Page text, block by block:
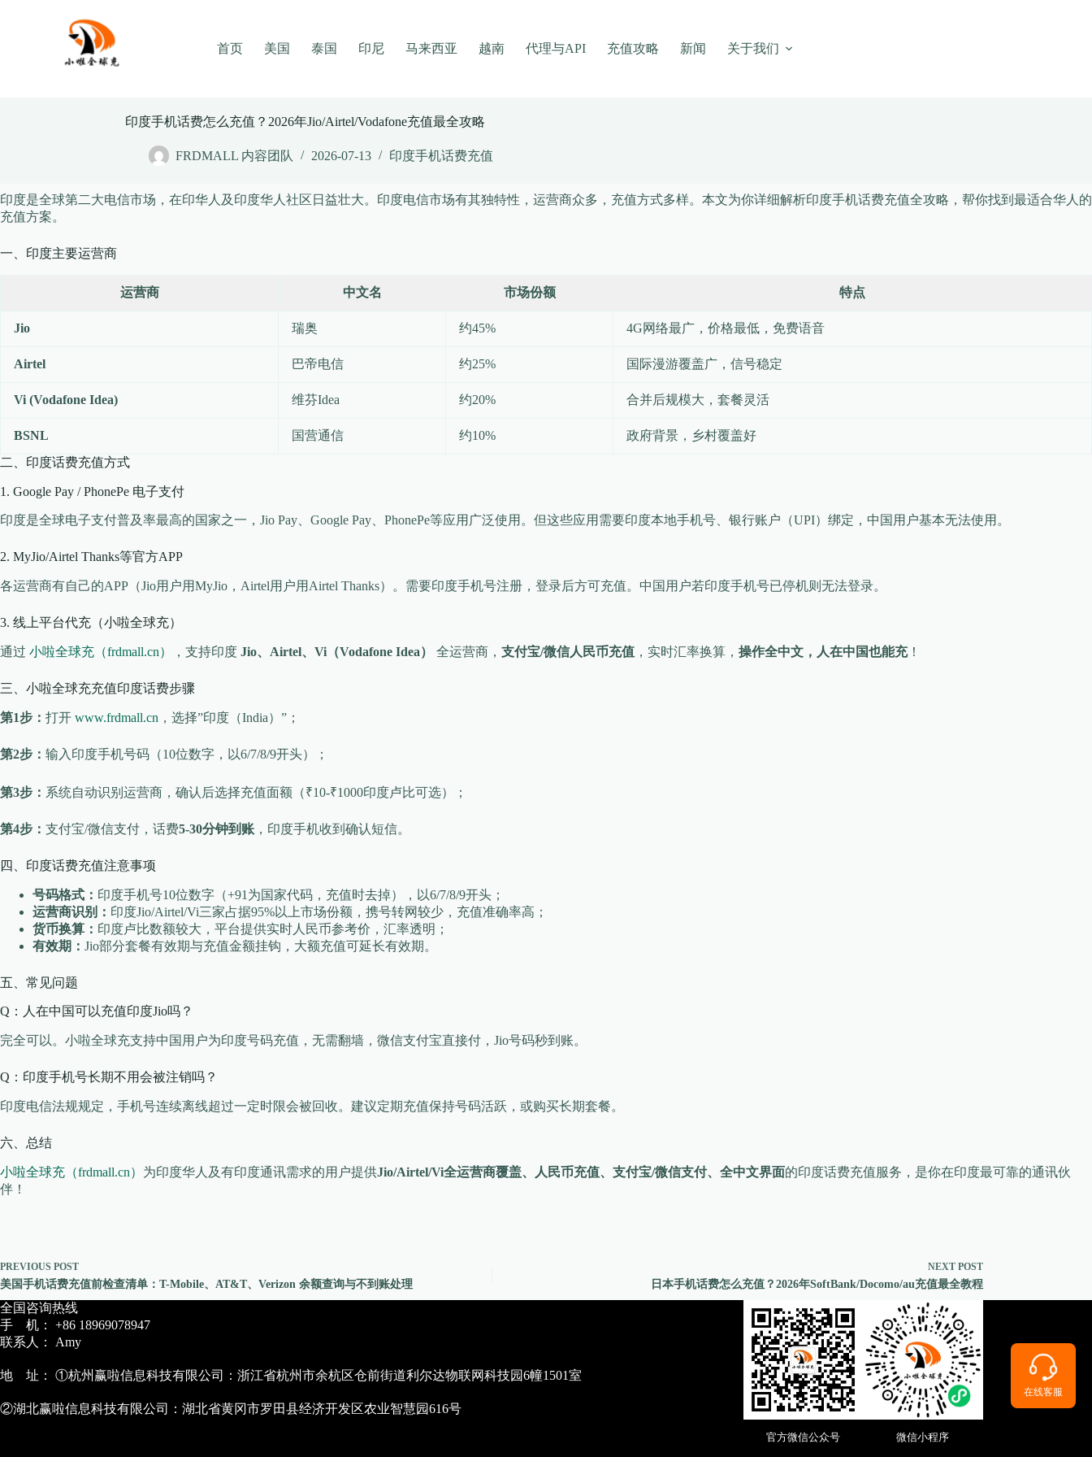
首页
美国 泰国 印尼 马来西亚 越南 代理与API 充值攻略 新闻 关于我们
印度手机话费怎么充值？2026年Jio/Airtel/Vodafone充值最全攻略
FRDMALL 内容团队 2026-07-13 印度手机话费充值
印度是全球第二大电信市场，在印华人及印度华人社区日益壮大。印度电信市场有其独特性，运营商众多，充值方式多样。本文为你详细解析印度手机话费充值全攻略，帮你找到最适合华人的
充值方案。
一、印度主要运营商
运营商 中文名 市场份额 特点
Jio 瑞奥 约45% 4G网络最广，价格最低，免费语音
Airtel 巴帝电信 约25% 国际漫游覆盖广，信号稳定
Vi (Vodafone Idea) 维芬Idea 约20% 合并后规模大，套餐灵活
BSNL 国营通信 约10%
政府背景，乡村覆盖好
二、印度话费充值方式
1. Google Pay / PhonePe 电子支付
印度是全球电子支付普及率最高的国家之一，Jio Pay、Google Pay、PhonePe等应用广泛使用。但这些应用需要印度本地手机号、银行账户（UPI）绑定，中国用户基本无法使用。
2. MyJio/Airtel Thanks等官方APP
各运营商有自己的APP（Jio用户用MyJio，Airtel用户用Airtel Thanks）。需要印度手机号注册，登录后方可充值。中国用户若印度手机号已停机则无法登录。
3. 线上平台代充（小啦全球充）
通过 小啦全球充（frdmall.cn） ，支持印度 Jio、Airtel、Vi（Vodafone Idea） 全运营商， 支付宝/微信人民币充值 ，实时汇率换算， 操作全中文，人在中国也能充！
三、小啦全球充充值印度话费步骤
第1步： 打开 www.frdmall.cn ，选择”印度（India）”；
第2步： 输入印度手机号码（10位数字，以6/7/8/9开头）；
第3步： 系统自动识别运营商，确认后选择充值面额（₹10-₹1000印度卢比可选）；
第4步： 支付宝/微信支付，话费5-30分钟到账 ，印度手机收到确认短信。
四、印度话费充值注意事项
号码格式： 印度手机号10位数字（+91为国家代码，充值时去掉），以6/7/8/9开头；
运营商识别： 印度Jio/Airtel/Vi三家占据95%以上市场份额，携号转网较少，充值准确率高；
货币换算： 印度卢比数额较大，平台提供实时人民币参考价，汇率透明；
有效期： Jio部分套餐有效期与充值金额挂钩，大额充值可延长有效期。
五、常见问题
Q：人在中国可以充值印度Jio吗？
完全可以。小啦全球充支持中国用户为印度号码充值，无需翻墙，微信支付宝直接付，Jio号码秒到账。
Q：印度手机号长期不用会被注销吗？
印度电信法规规定，手机号连续离线超过一定时限会被回收。建议定期充值保持号码活跃，或购买长期套餐。
六、总结
小啦全球充（frdmall.cn） 为印度华人及有印度通讯需求的用户提供Jio/Airtel/Vi全运营商覆盖、人民币充值、支付宝/微信支付、全中文界面的印度话费充值服务，是你在印度最可靠的通讯伙
伴！
PREVIOUS POST
美国手机话费充值前检查清单：T-Mobile、AT&T、Verizon 余额查询与不到账处理
NEXT POST
日本手机话费怎么充值？2026年SoftBank/Docomo/au充值最全教程
全国咨询热线
手 机： +86 18969078947
联系人： Amy
地 址： ①杭州赢啦信息科技有限公司：浙江省杭州市余杭区仓前街道利尔达物联网科技园6幢1501室
②湖北赢啦信息科技有限公司：湖北省黄冈市罗田县经济开发区农业智慧园616号
官方微信公众号 微信小程序
在线客服